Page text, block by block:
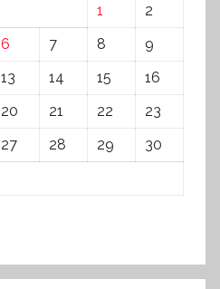
1
2
6 7 8
9
13 14 15
16
20 21 22
23
27 28 29
30